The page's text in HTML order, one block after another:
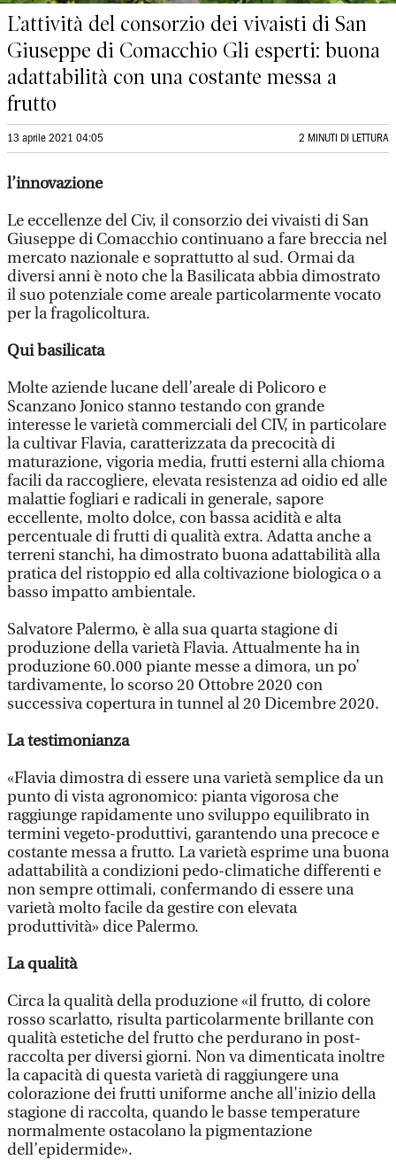
L’attività del consorzio dei vivaisti di San
Giuseppe di Comacchio Gli esperti: buona
adattabilità con una costante messa a
frutto
13 aprile 2021 04:05 2 MINUTI DI LETTURA
l’innovazione
Le eccellenze del Civ, il consorzio dei vivaisti di San
Giuseppe di Comacchio continuano a fare breccia nel
mercato nazionale e soprattutto al sud. Ormai da
diversi anni è noto che la Basilicata abbia dimostrato
il suo potenziale come areale particolarmente vocato
per la fragolicoltura.
Qui basilicata
Molte aziende lucane dell’areale di Policoro e
Scanzano Jonico stanno testando con grande
interesse le varietà commerciali del CIV, in particolare
la cultivar Flavia, caratterizzata da precocità di
maturazione, vigoria media, frutti esterni alla chioma
facili da raccogliere, elevata resistenza ad oidio ed alle
malattie fogliari e radicali in generale, sapore
eccellente, molto dolce, con bassa acidità e alta
percentuale di frutti di qualità extra. Adatta anche a
terreni stanchi, ha dimostrato buona adattabilità alla
pratica del ristoppio ed alla coltivazione biologica o a
basso impatto ambientale.
Salvatore Palermo, è alla sua quarta stagione di
produzione della varietà Flavia. Attualmente ha in
produzione 60.000 piante messe a dimora, un po’
tardivamente, lo scorso 20 Ottobre 2020 con
successiva copertura in tunnel al 20 Dicembre 2020.
La testimonianza
«Flavia dimostra di essere una varietà semplice da un
punto di vista agronomico: pianta vigorosa che
raggiunge rapidamente uno sviluppo equilibrato in
termini vegeto-produttivi, garantendo una precoce e
costante messa a frutto. La varietà esprime una buona
adattabilità a condizioni pedo-climatiche differenti e
non sempre ottimali, confermando di essere una
varietà molto facile da gestire con elevata
produttività» dice Palermo.
La qualità
Circa la qualità della produzione «il frutto, di colore
rosso scarlatto, risulta particolarmente brillante con
qualità estetiche del frutto che perdurano in post-
raccolta per diversi giorni. Non va dimenticata inoltre
la capacità di questa varietà di raggiungere una
colorazione dei frutti uniforme anche all'inizio della
stagione di raccolta, quando le basse temperature
normalmente ostacolano la pigmentazione
dell’epidermide».